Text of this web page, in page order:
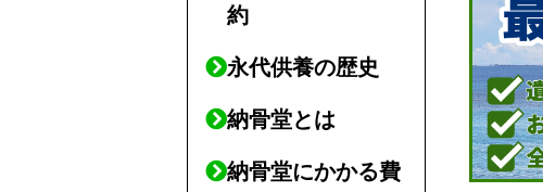
約
永代供養の歴史
納骨堂とは
納骨堂にかかる費